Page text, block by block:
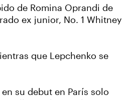
de Romina Oprandi de
ex junior, No. 1 Whitney
que Lepchenko se
su debut en París solo